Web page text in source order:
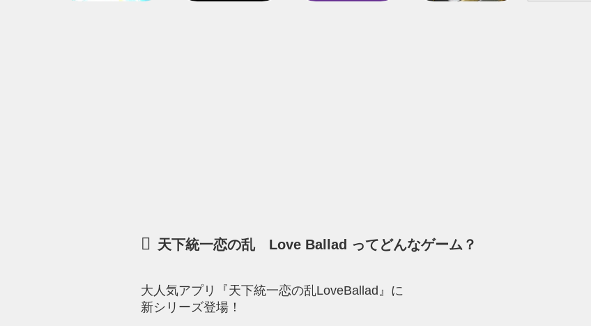
天下統一恋の乱 Love Ballad ってどんなゲーム？
大人気アプリ『天下統一恋の乱LoveBallad』に
新シリーズ登場！